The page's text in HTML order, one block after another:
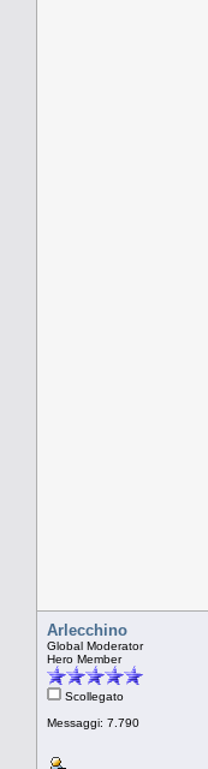
Arlecchino
Global Moderator
Hero Member
Scollegato
Messaggi: 7.790